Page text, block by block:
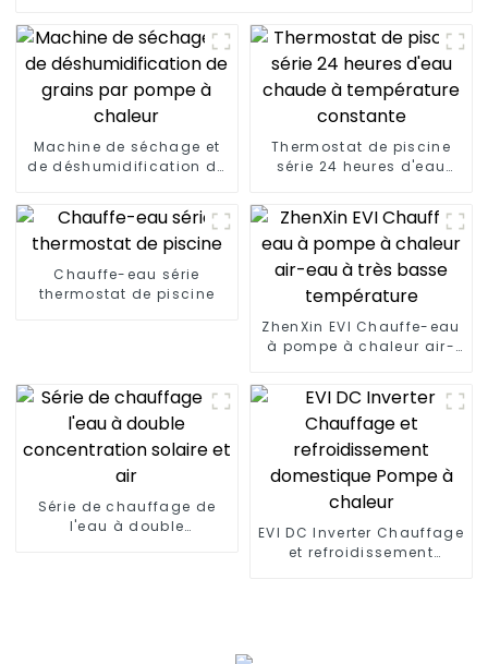
Machine de séchage et
de déshumidification de
Thermostat de piscine
série 24 heures d'eau
Chauffe-eau série
thermostat de piscine
ZhenXin EVI Chauffe-eau
à pompe à chaleur air-
Série de chauffage de
l'eau à double
EVI DC Inverter Chauffage
et refroidissement